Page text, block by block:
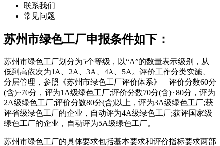
联系我们
常见问题
苏州市绿色工厂申报条件如下：
苏州市绿色工厂划分为5个等级，以“A”的数量表示级别，从
低到高依次为1A、2A、3A、4A、5A。评价工作分类实施、
分层管理，参照《苏州市绿色工厂评价体系》，评价分数60分
(含)~70分，评为1A级绿色工厂;评价分数70分(含)~80分，评为
2A级绿色工厂;评价分数80分(含)以上，评为3A级绿色工厂;获
评省级绿色工厂的企业，自动评为4A级绿色工厂;获评国家级
绿色工厂的企业，自动评为5A级绿色工厂。
苏州市绿色工厂的具体要求包括基本要求和评价指标要求两部